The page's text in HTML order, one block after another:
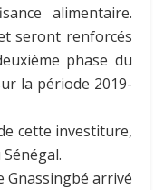
alimentaire.
seront renforcés
phase du
la période 2019-
cette investiture,
Gnassingbé arrivé